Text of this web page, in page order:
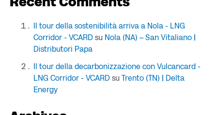
Il tour della sostenibilità arriva a Nola - LNG
Corridor - VCARD su Nola (NA) – San Vitaliano |
Distributori Papa
Il tour della decarbonizzazione con Vulcancard -
LNG Corridor - VCARD suTrento (TN) | Delta
Energy